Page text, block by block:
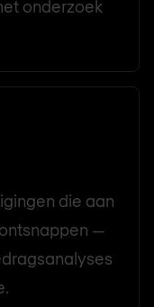
onderzoek
die aan
—